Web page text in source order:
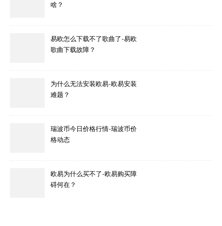
啥？
易欧怎么下载不了歌曲了-易欧
歌曲下载故障？
为什么无法安装欧易-欧易安装
难题？
瑞波币今日价格行情-瑞波币价
格动态
欧易为什么买不了-欧易购买障
碍何在？